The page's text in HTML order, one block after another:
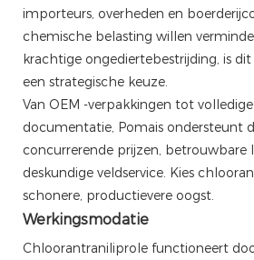
importeurs, overheden en
chemische belasting willen
krachtige ongediertebestrijding, is
een strategische keuze.
Van OEM -verpakkingen tot
documentatie, Pomais ondersteunt
concurrerende prijzen, betrouwbare
deskundige veldservice. Kies
schonere, productievere oogst.
Werkingsmodatie
Chloorantraniliprole functioneert